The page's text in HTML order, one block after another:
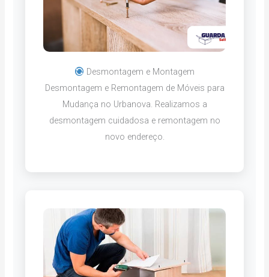
Desmontagem e Montagem
Desmontagem e Remontagem de Móveis para
Mudança no Urbanova. Realizamos a
desmontagem cuidadosa e remontagem no
novo endereço.